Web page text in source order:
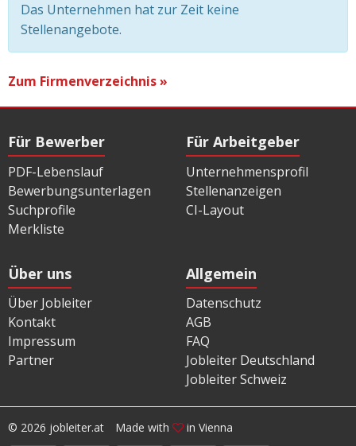
Das Unternehmen hat zur Zeit keine
Stellenangebote.
Zum Firmenverzeichnis »
Für Bewerber
PDF-Lebenslauf
Bewerbungsunterlagen
Suchprofile
Merkliste
Für Arbeitgeber
Unternehmensprofil
Stellenanzeigen
CI-Layout
Über uns
Über Jobleiter
Kontakt
Impressum
Partner
Allgemein
Datenschutz
AGB
FAQ
Jobleiter Deutschland
Jobleiter Schweiz
© 2026 jobleiter.at Made with in Vienna